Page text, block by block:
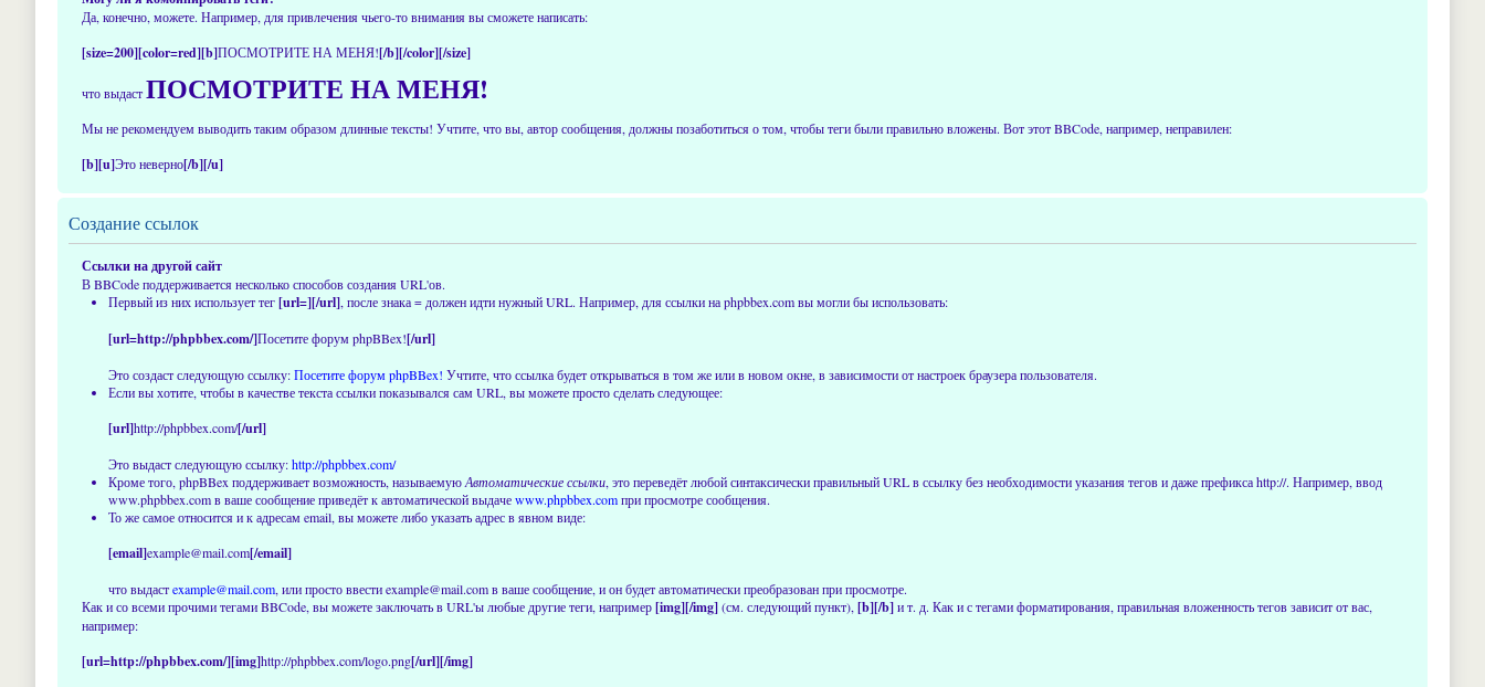
Да, конечно, можете. Например, для привлечения чьего-то внимания вы сможете написать:
[size=200][color=red][b]ПОСМОТРИТЕ НА МЕНЯ![/b][/color][/size]
что выдастПОСМОТРИТЕ НА МЕНЯ!
Мы не рекомендуем выводить таким образом длинные тексты! Учтите, что вы, автор сообщения, должны позаботиться о том, чтобы теги были правильно вложены. Вот этот BBCode, например, неправилен:
[b][u]Это неверно[/b][/u]
Создание ссылок
Ссылки на другой сайт
В BBCode поддерживается несколько способов создания URL'ов.
Первый из них использует тег[url=][/url], после знака = должен идти нужный URL. Например, для ссылки на phpbbex.com вы могли бы использовать:
[url=http://phpbbex.com/]Посетите форум phpBBex![/url]
Это создаст следующую ссылку:Посетите форум phpBBex! Учтите, что ссылка будет открываться в том же или в новом окне, в зависимости от настроек браузера пользователя.
Если вы хотите, чтобы в качестве текста ссылки показывался сам URL, вы можете просто сделать следующее:
[url]http://phpbbex.com/[/url]
Это выдаст следующую ссылку:http://phpbbex.com/
Кроме того, phpBBex поддерживает возможность, называемуюАвтоматические ссылки, это переведёт любой синтаксически правильный URL в ссылку без необходимости указания тегов и даже префикса http://. Например, ввод
www.phpbbex.com в ваше сообщение приведёт к автоматической выдачеwww.phpbbex.comпри просмотре сообщения.
То же самое относится и к адресам email, вы можете либо указать адрес в явном виде:
[email]example@mail.com[/email]
что выдастexample@mail.com, или просто ввести example@mail.com в ваше сообщение, и он будет автоматически преобразован при просмотре.
Как и со всеми прочими тегами BBCode, вы можете заключать в URL'ы любые другие теги, например[img][/img](см. следующий пункт), [b][/b]и т. д. Как и с тегами форматирования, правильная вложенность тегов зависит от вас,
например:
[url=http://phpbbex.com/][img]http://phpbbex.com/logo.png[/url][/img]